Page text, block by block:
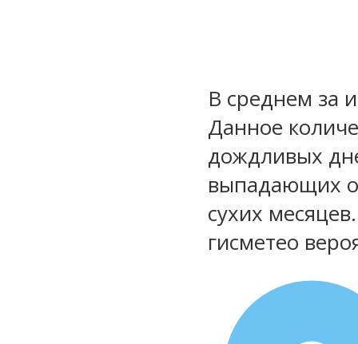
В среднем за
Данное
дождливых
выпадающих
сухих
гисметео